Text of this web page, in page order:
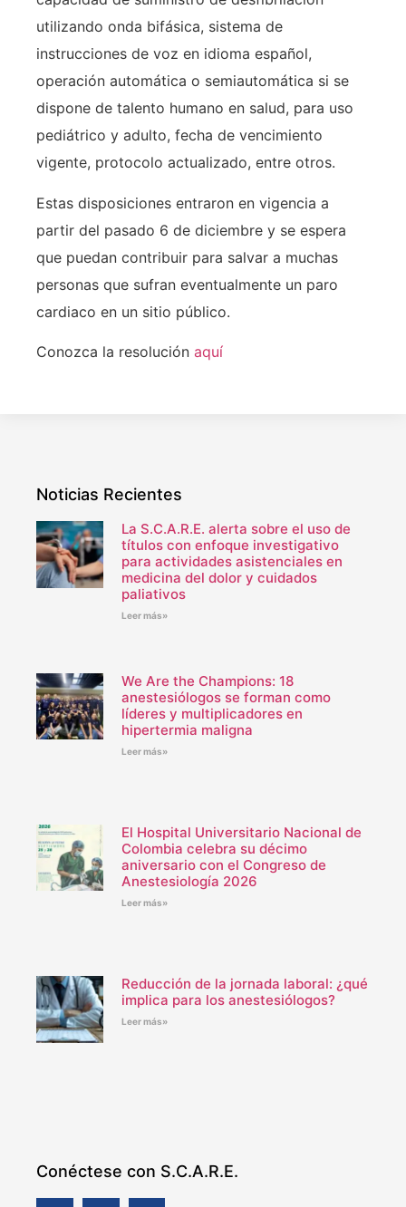
utilizando onda bifásica, sistema de
instrucciones de voz en idioma español,
operación automática o semiautomática si se
dispone de talento humano en salud, para uso
pediátrico y adulto, fecha de vencimiento
vigente, protocolo actualizado, entre otros.
Estas disposiciones entraron en vigencia a
partir del pasado 6 de diciembre y se espera
que puedan contribuir para salvar a muchas
personas que sufran eventualmente un paro
cardiaco en un sitio público.
Conozca la resolución aquí
Noticias Recientes
La S.C.A.R.E. alerta sobre el uso de
títulos con enfoque investigativo
para actividades asistenciales en
medicina del dolor y cuidados
paliativos
Leer más»
We Are the Champions: 18
anestesiólogos se forman como
líderes y multiplicadores en
hipertermia maligna
Leer más»
El Hospital Universitario Nacional de
Colombia celebra su décimo
aniversario con el Congreso de
Anestesiología 2026
Leer más»
Reducción de la jornada laboral: ¿qué
implica para los anestesiólogos?
Leer más»
Conéctese con S.C.A.R.E.